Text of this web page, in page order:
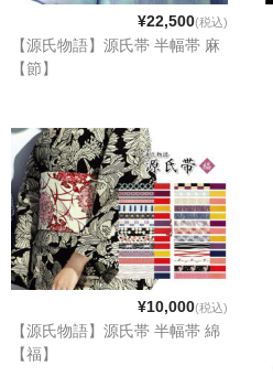
¥22,500(税込)
【源氏物語】源氏帯 半幅帯 麻
【節】
¥10,000(税込)
【源氏物語】源氏帯 半幅帯 綿
【福】